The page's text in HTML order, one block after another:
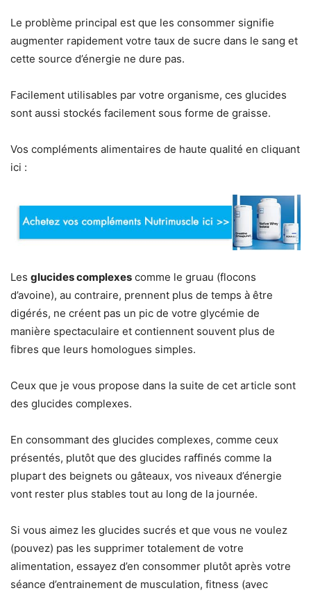
Le problème principal est que les consommer signifie
augmenter rapidement votre taux de sucre dans le sang et
cette source d’énergie ne dure pas.
Facilement utilisables par votre organisme, ces glucides
sont aussi stockés facilement sous forme de graisse.
Vos compléments alimentaires de haute qualité en cliquant
ici :
Les glucides complexes comme le gruau (flocons
d’avoine), au contraire, prennent plus de temps à être
digérés, ne créent pas un pic de votre glycémie de
manière spectaculaire et contiennent souvent plus de
fibres que leurs homologues simples.
Ceux que je vous propose dans la suite de cet article sont
des glucides complexes.
En consommant des glucides complexes, comme ceux
présentés, plutôt que des glucides raffinés comme la
plupart des beignets ou gâteaux, vos niveaux d’énergie
vont rester plus stables tout au long de la journée.
Si vous aimez les glucides sucrés et que vous ne voulez
(pouvez) pas les supprimer totalement de votre
alimentation, essayez d’en consommer plutôt après votre
séance d’entrainement de musculation, fitness (avec